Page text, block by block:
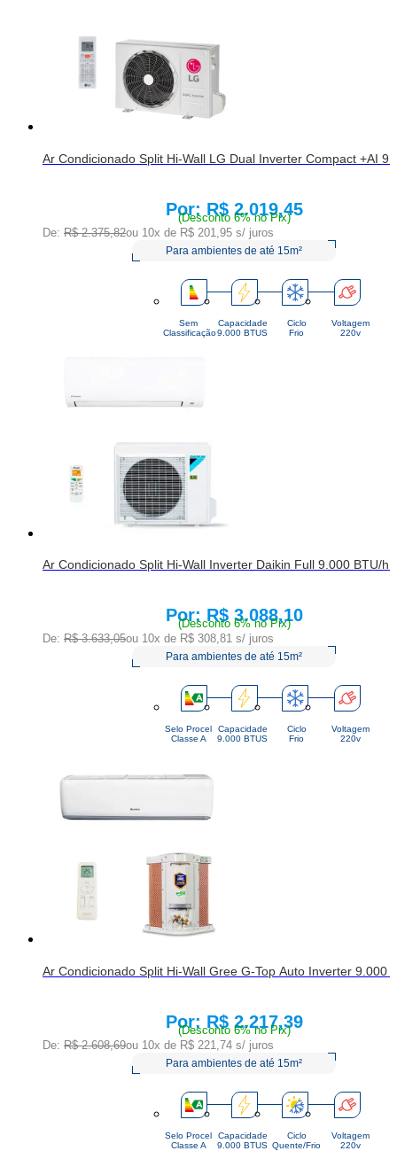
Ar Condicionado Split Hi-Wall LG Dual Inverter Compact +AI
Price:
R$ 2.019,45
(Desconto 6% no Pix)
De: R$ 2.375,82ou 10x de R$ 201,95 s/ juros
Para ambientes de até 15m²
Sem
Classificação
Capacidade
9.000 BTUS
Ciclo
Frio
Voltagem
220v
Ar Condicionado Split Hi-Wall Inverter Daikin Full 9.000 BTU/h
Price:
R$ 3.088,10
(Desconto 6% no Pix)
De: R$ 3.633,05ou 10x de R$ 308,81 s/ juros
Para ambientes de até 15m²
Selo Procel
Classe A
Capacidade
9.000 BTUS
Ciclo
Frio
Voltagem
220v
Ar Condicionado Split Hi-Wall Gree G-Top Auto Inverter 9.000
Price:
R$ 2.217,39
(Desconto 6% no Pix)
De: R$ 2.608,69ou 10x de R$ 221,74 s/ juros
Para ambientes de até 15m²
Selo Procel
Classe A
Capacidade
9.000 BTUS
Ciclo
Quente/Frio
Voltagem
220v